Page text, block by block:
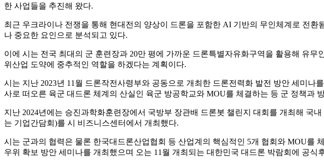
한 사업들을 추진해 왔다.
최근 우크라이나 전쟁을 통해 현대전의 양상이 드론을 포함한 AI 기반의 무인체계로 전
나 중요한 요인으로 분석되고 있다.
이에 시는 전국 최대의 군 훈련장과 20만 평에 가까운 드론특별자유화구역을 활용해 유
위산업 도약에 중추적인 역할을 하겠다는 계획이다.
시는 지난 2023년 11월 드론작전사령부와 공동으로 개최한 드론전력화 발전 방안 세미
사로 떠오른 육군 대드론 체계의 산실인 육군 방공학교와 MOU를 체결하는 등 군 정책과
지난 2024년에는 승진과학화훈련장에서 국방부 장관배 드론봇 챌린지 대회를 개최해 국
는 기업간담회)를 시 비즈니스센터에서 개최했다.
시는 군과의 협력은 물론 한국대드론산업협회 등 산업계의 핵심적인 5개 협회와 MOU를
우위 확보 방안 세미나를 개최했으며 오는 11월 개최되는 대한민국 대드론 박람회에 공